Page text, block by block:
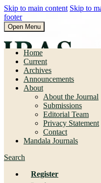
Skip to main content Skip to
footer
Open Menu
Home
Current
Archives
Announcements
About
About the Journal
Submissions
Editorial Team
Privacy Statement
Contact
Mandala Journals
Search
Register